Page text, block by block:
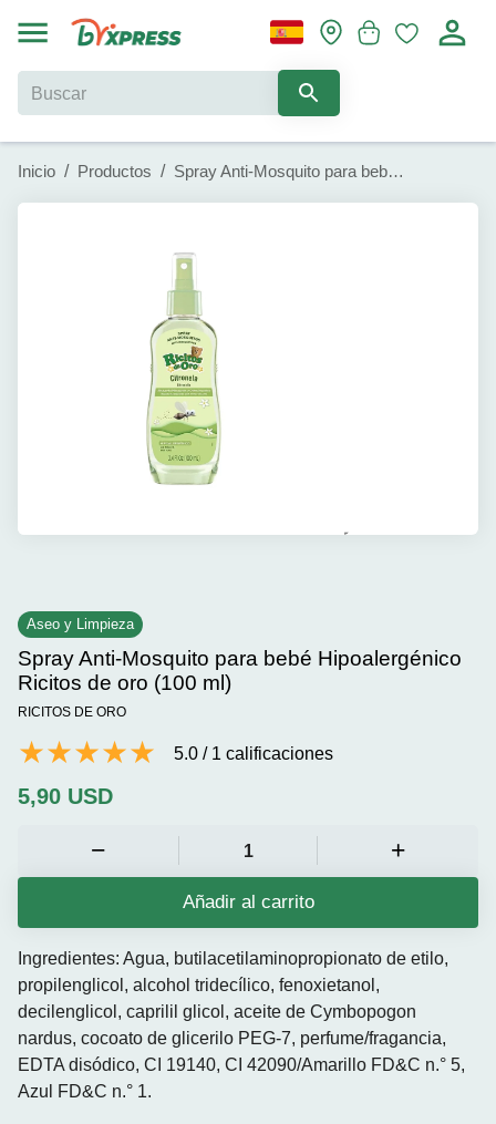
Inicio / Productos / Spray Anti-Mosquito para bebé Hipoalergénico Ricitos de oro (100 ml)
Aseo y Limpieza
Spray Anti-Mosquito para bebé Hipoalergénico
Ricitos de oro (100 ml)
RICITOS DE ORO
5.0 / 1 calificaciones
5,90 USD
Añadir al carrito
Ingredientes: Agua, butilacetilaminopropionato de etilo,
propilenglicol, alcohol tridecílico, fenoxietanol,
decilenglicol, caprilil glicol, aceite de Cymbopogon
nardus, cocoato de glicerilo PEG-7, perfume/fragancia,
EDTA disódico, CI 19140, CI 42090/Amarillo FD&C n.° 5,
Azul FD&C n.° 1.